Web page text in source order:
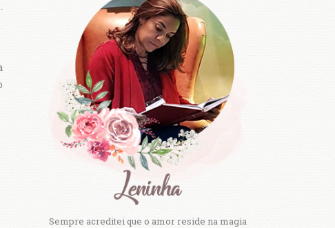
Sempre acreditei que o amor reside na magia